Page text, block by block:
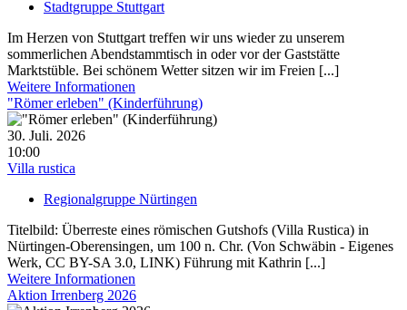
Stadtgruppe Stuttgart
Im Herzen von Stuttgart treffen wir uns wieder zu unserem
sommerlichen Abendstammtisch in oder vor der Gaststätte
Marktstüble. Bei schönem Wetter sitzen wir im Freien [...]
Weitere Informationen
"Römer erleben" (Kinderführung)
30. Juli. 2026
10:00
Villa rustica
Regionalgruppe Nürtingen
Titelbild: Überreste eines römischen Gutshofs (Villa Rustica) in
Nürtingen-Oberensingen, um 100 n. Chr. (Von Schwäbin - Eigenes
Werk, CC BY-SA 3.0, LINK) Führung mit Kathrin [...]
Weitere Informationen
Aktion Irrenberg 2026